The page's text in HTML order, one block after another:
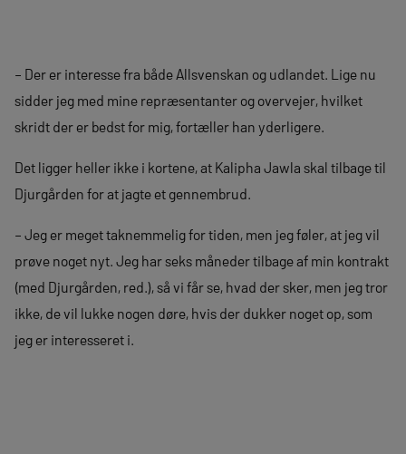
– Der er interesse fra både Allsvenskan og udlandet. Lige nu
sidder jeg med mine repræsentanter og overvejer, hvilket
skridt der er bedst for mig, fortæller han yderligere.
Det ligger heller ikke i kortene, at Kalipha Jawla skal tilbage til
Djurgården for at jagte et gennembrud.
– Jeg er meget taknemmelig for tiden, men jeg føler, at jeg vil
prøve noget nyt. Jeg har seks måneder tilbage af min kontrakt
(med Djurgården, red.), så vi får se, hvad der sker, men jeg tror
ikke, de vil lukke nogen døre, hvis der dukker noget op, som
jeg er interesseret i.